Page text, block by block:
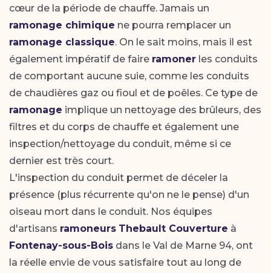
cœur de la période de chauffe. Jamais un
ramonage chimique ne pourra remplacer un
ramonage classique. On le sait moins, mais il est
également impératif de faire ramoner les conduits
de comportant aucune suie, comme les conduits
de chaudières gaz ou fioul et de poêles. Ce type de
ramonage implique un nettoyage des brûleurs, des
filtres et du corps de chauffe et également une
inspection/nettoyage du conduit, même si ce
dernier est très court.
L'inspection du conduit permet de déceler la
présence (plus récurrente qu'on ne le pense) d'un
oiseau mort dans le conduit. Nos équipes
d'artisans ramoneurs Thebault Couverture à
Fontenay-sous-Bois dans le Val de Marne 94, ont
la réelle envie de vous satisfaire tout au long de